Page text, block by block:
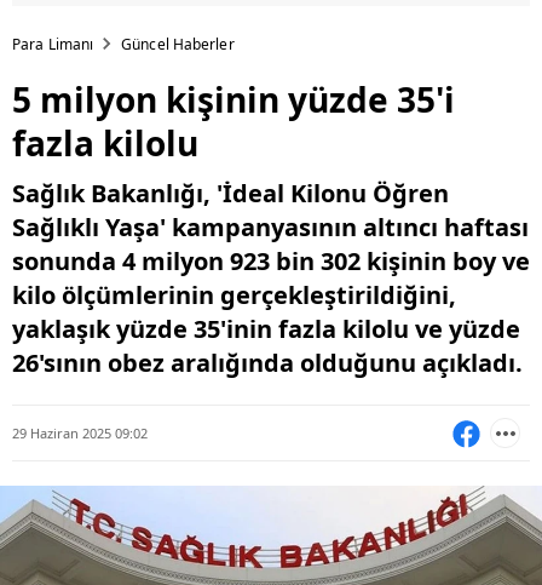
Para Limanı Güncel Haberler
5 milyon kişinin yüzde 35'i
fazla kilolu
Sağlık Bakanlığı, 'İdeal Kilonu Öğren
Sağlıklı Yaşa' kampanyasının altıncı haftası
sonunda 4 milyon 923 bin 302 kişinin boy ve
kilo ölçümlerinin gerçekleştirildiğini,
yaklaşık yüzde 35'inin fazla kilolu ve yüzde
26'sının obez aralığında olduğunu açıkladı.
29 Haziran 2025 09:02